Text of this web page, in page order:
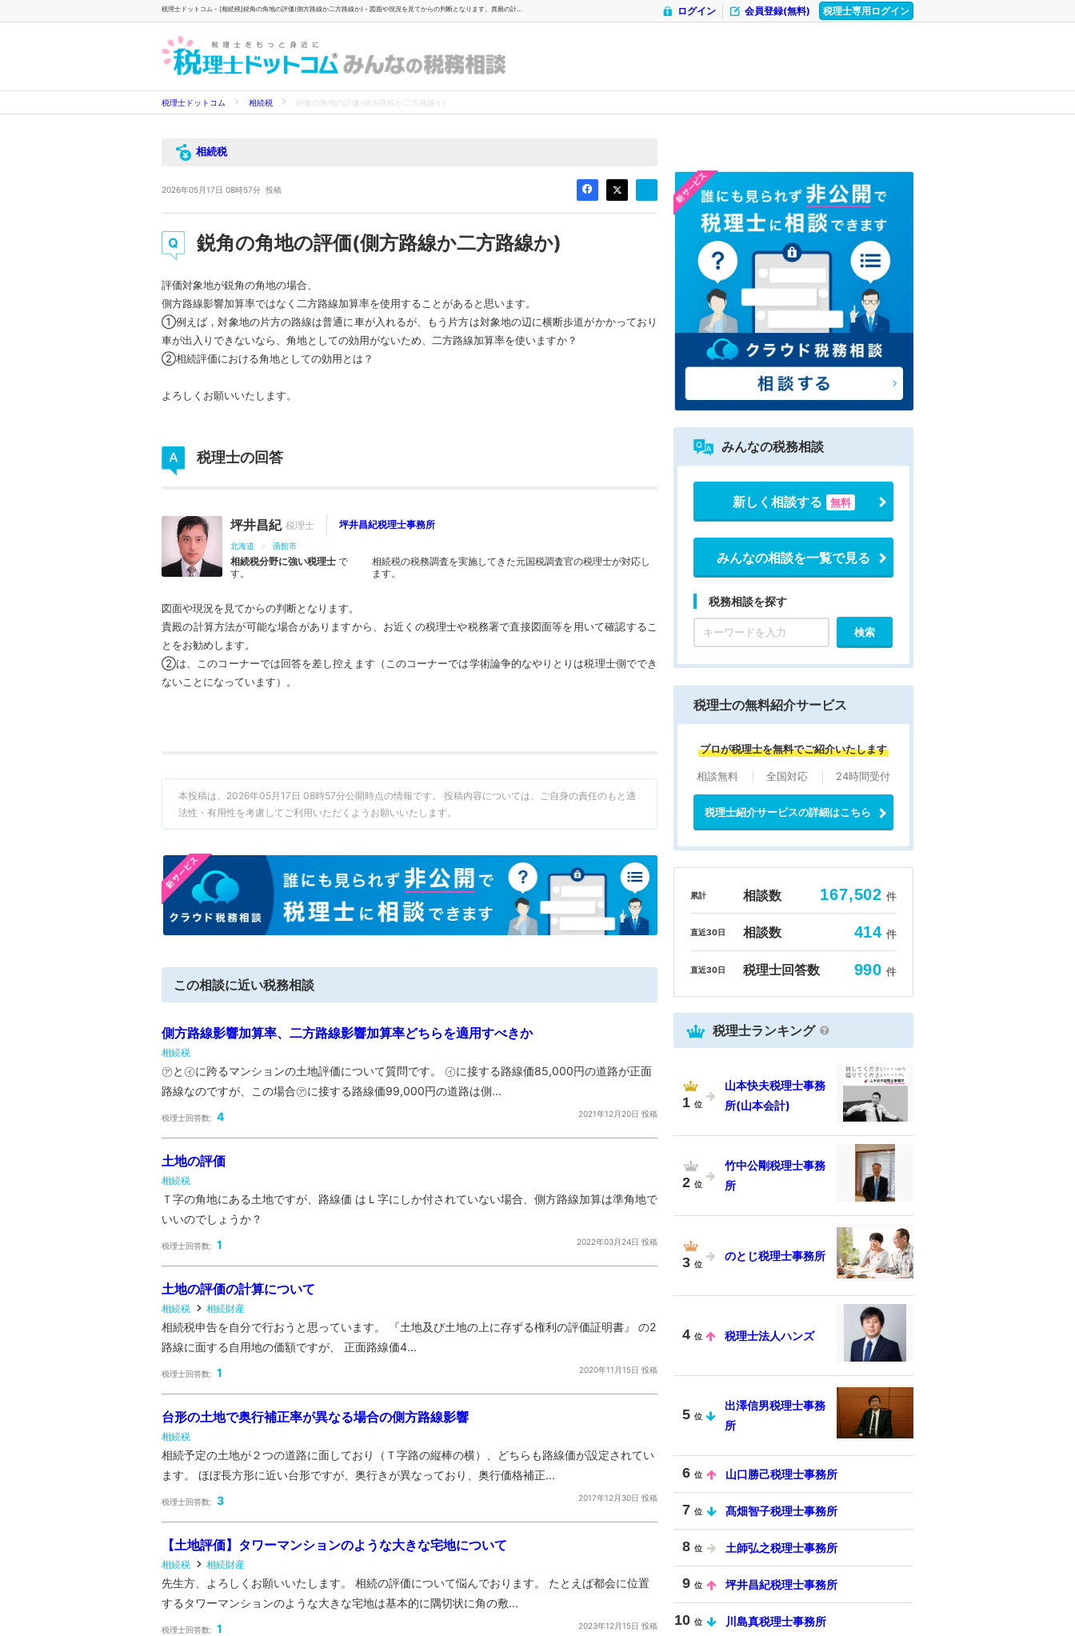
税理士ドットコム - [相続税]鋭角の角地の評価(側方路線か二方路線か) - 図面や現況を見てからの判断となります。貴殿の計... 税理士専用ログイン
会員登録(無料)
ログイン
税理士ドットコム 相続税 鋭角の角地の評価(側方路線か二方路線か)
相続税
2026年05月17日 08時57分 投稿
鋭角の角地の評価(側方路線か二方路線か)
評価対象地が鋭角の角地の場合、
側方路線影響加算率ではなく二方路線加算率を使用することがあると思います。
①例えば，対象地の片方の路線は普通に車が入れるが、もう片方は対象地の辺に横断歩道がかかっており
車が出入りできないなら、角地としての効用がないため、二方路線加算率を使いますか？
②相続評価における角地としての効用とは？
よろしくお願いいたします。
税理士の回答
坪井昌紀 坪井昌紀税理士事務所
北海道 函館市
相続税分野に強い税理士 で
す。
相続税の税務調査を実施してきた元国税調査官の税理士が対応し
ます。
図面や現況を見てからの判断となります。
貴殿の計算方法が可能な場合がありますから、お近くの税理士や税務署で直接図面等を用いて確認するこ
とをお勧めします。
②は、このコーナーでは回答を差し控えます（このコーナーでは学術論争的なやりとりは税理士側ででき
ないことになっています）。
本投稿は、2026年05月17日 08時57分公開時点の情報です。 投稿内容については、ご自身の責任のもと適
法性・有用性を考慮してご利用いただくようお願いいたします。
この相談に近い税務相談
側方路線影響加算率、二方路線影響加算率どちらを適用すべきか
相続税
㋐と㋑に跨るマンションの土地評価について質問です。 ㋑に接する路線価85,000円の道路が正面
路線なのですが、この場合㋐に接する路線価99,000円の道路は側...
税理士回答数: 4 2021年12月20日 投稿
土地の評価
相続税
Ｔ字の角地にある土地ですが、路線価 はＬ字にしか付されていない場合、側方路線加算は準角地で
いいのでしょうか？
税理士回答数: 1 2022年03月24日 投稿
土地の評価の計算について
相続税 相続財産
相続税申告を自分で行おうと思っています。 『土地及び土地の上に存ずる権利の評価証明書』 の2
路線に面する自用地の価額ですが、 正面路線価4...
税理士回答数: 1 2020年11月15日 投稿
台形の土地で奥行補正率が異なる場合の側方路線影響
相続税
相続予定の土地が２つの道路に面しており（Ｔ字路の縦棒の横）、どちらも路線価が設定されてい
ます。 ほぼ長方形に近い台形ですが、奥行きが異なっており、奥行価格補正...
税理士回答数: 3 2017年12月30日 投稿
【土地評価】タワーマンションのような大きな宅地について
相続税 相続財産
先生方、よろしくお願いいたします。 相続の評価について悩んでおります。 たとえば都会に位置
するタワーマンションのような大きな宅地は基本的に隅切状に角の敷...
税理士回答数: 1 2023年12月15日 投稿
みんなの税務相談
新しく相談する 無料
みんなの相談を一覧で見る
税務相談を探す
税理士の無料紹介サービス
プロが税理士を無料でご紹介いたします
相談無料 全国対応 24時間受付
税理士紹介サービスの詳細はこちら
累計 相談数 167,502 件
直近30日 相談数 414 件
直近30日 税理士回答数 990 件
税理士ランキング
1
山本快夫税理士事務
所(山本会計)
2
竹中公剛税理士事務
所
3 のとじ税理士事務所
4 税理士法人ハンズ
5
出澤信男税理士事務
所
6 山口勝己税理士事務所
7 髙畑智子税理士事務所
8 土師弘之税理士事務所
9 坪井昌紀税理士事務所
10 川島真税理士事務所